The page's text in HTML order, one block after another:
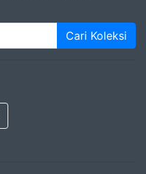
Cari Koleksi